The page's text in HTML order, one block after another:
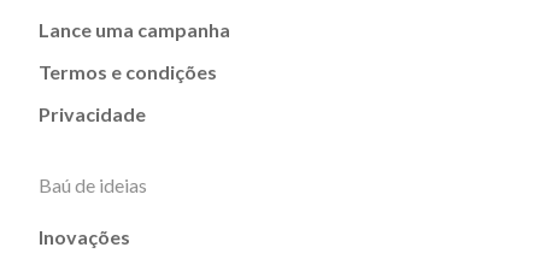
Lance uma campanha
Termos e condições
Privacidade
Baú de ideias
Inovações